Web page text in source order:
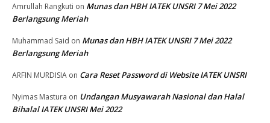
Amrullah Rangkuti on Munas dan HBH IATEK UNSRI 7 Mei 2022
Berlangsung Meriah
Muhammad Said on Munas dan HBH IATEK UNSRI 7 Mei 2022
Berlangsung Meriah
ARFIN MURDISIA on Cara Reset Password di Website IATEK UNSRI
Nyimas Mastura on Undangan Musyawarah Nasional dan Halal
Bihalal IATEK UNSRI Mei 2022